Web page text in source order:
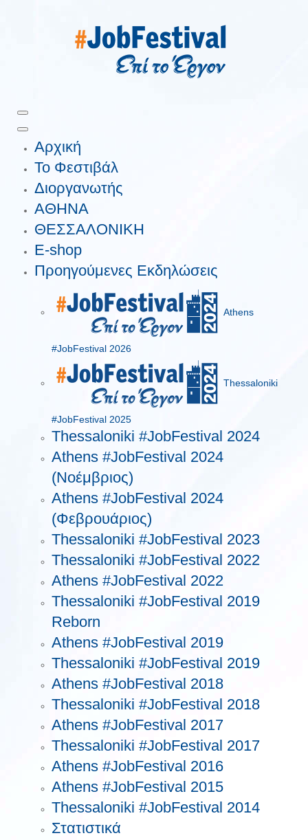
Αρχική
Το Φεστιβάλ
Διοργανωτής
ΑΘΗΝΑ
ΘΕΣΣΑΛΟΝΙΚΗ
E-shop
Προηγούμενες Εκδηλώσεις
Athens
#JobFestival 2026
Thessaloniki
#JobFestival 2025
Thessaloniki #JobFestival 2024
Athens #JobFestival 2024
(Νοέμβριος)
Athens #JobFestival 2024
(Φεβρουάριος)
Thessaloniki #JobFestival 2023
Thessaloniki #JobFestival 2022
Athens #JobFestival 2022
Thessaloniki #JobFestival 2019
Reborn
Athens #JobFestival 2019
Thessaloniki #JobFestival 2019
Athens #JobFestival 2018
Thessaloniki #JobFestival 2018
Athens #JobFestival 2017
Τhessaloniki #JobFestival 2017
Athens #JobFestival 2016
Athens #JobFestival 2015
Thessaloniki #JobFestival 2014
Στατιστικά